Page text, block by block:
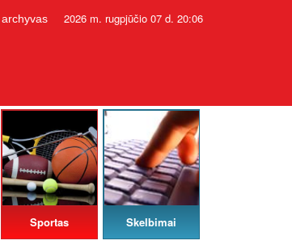
2026 m. rugpjūčio 07 d. 20:06
Sportas Skelbimai